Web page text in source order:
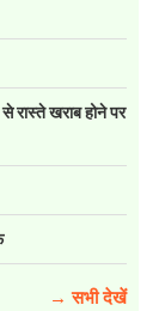
रास्ते खराब होने पर
→ सभी देखें